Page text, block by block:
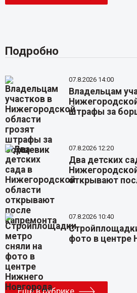
Подробно
07.8.2026 14:00
Владельцам
штрафы за
07.8.2026 12:20
Два детских
открывают
07.8.2026 10:40
фото в центре
Еще в рубрике